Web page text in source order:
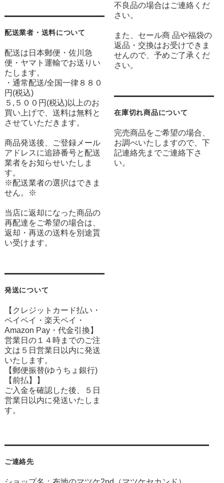
配送業者・送料について
配送は日本郵便・佐川急
便・ヤマト運輸でお送りい
たします。
・通常配送/全国一律８８０
円(税込)
５,５００円(税込)以上のお
買い上げで、送料は無料と
させていただきます。
商品発送後、ご登録メール
アドレスに追跡番号と配送
業者をお知らせいたしま
す。
※配送業者の選択はできま
せん。※
当店に返却になった商品の
再配達をご希望の場合は、
返却・再送の送料を別途貰
い受けます。
発送について
【クレジットカード払い・
ペイペイ・楽天ペイ・
Amazon Pay・ 代金引換】
営業日の１４時までのご注
文は５日営業日以内に発送
いたします。
【郵便振替(ゆうちょ銀行)
【前払】】
ご入金を確認した後、５日
営業日以内に発送いたしま
す。
不良品の場合はご連絡くだ
さい。
また、セール商 品や福袋の
返品・交換はお受けできま
せんので、予めご了承くだ
さい。
在庫切れ商品について
完売商品をご希望の場合、
お調べいたしますので、下
記連絡先までご連絡下さ
い。
ご連絡先